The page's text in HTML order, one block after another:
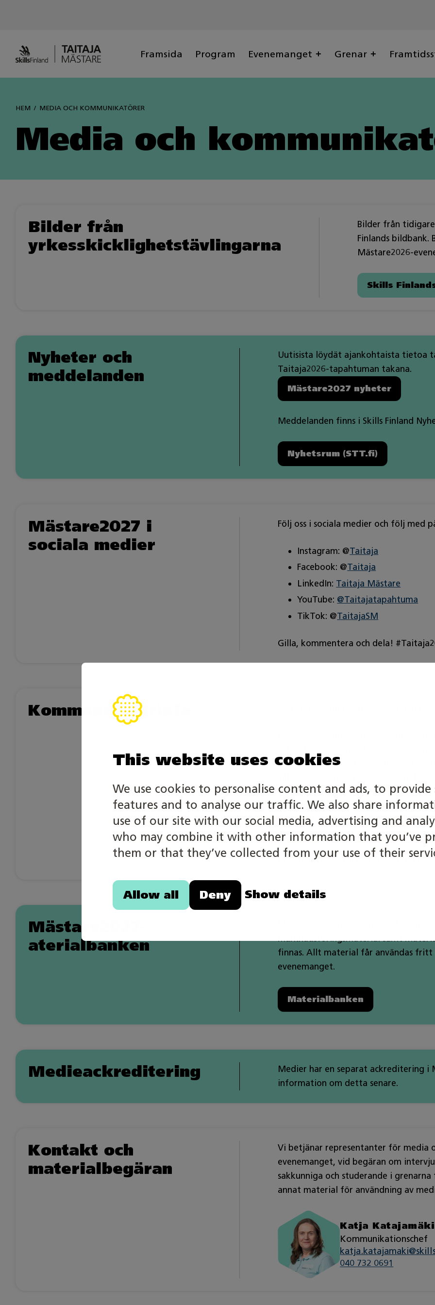
This website uses cookies
We use cookies to personalise content and ads, to provide
features and to analyse our traffic. We also share
use of our site with our social media, advertising and
who may combine it with other information that you’ve
them or that they’ve collected from your use of their
Allow all Deny Show details
Framsida Program Evenemanget Grenar
HEM MEDIA OCH KOMMUNIKATÖRER
Media och
Bilder från
yrkesskicklighetstävlingarna
Bilder från
Finlands
Mästare2026-
Skills
Nyheter och
meddelanden
Uutisista löydät ajankohtaista tietoa
Taitaja2026-tapahtuman takana.
Mästare2027 nyheter
Meddelanden finns i Skills Finland
Nyhetsrum (STT.fi)
Mästare2027 i
sociala medier
Följ oss i sociala medier och följ med
Instagram: @Taitaja
Facebook: @Taitaja
LinkedIn: Taitaja Mästare
YouTube: @Taitajatapahtuma
TikTok: @TaitajaSM
Gilla, kommentera och dela!
Kommunikatörinfo
Dessa Teams-infotillfällen lämpar
också för partnernas
om yrkesskicklighetstävlingar och
till infon, kontakta Skills Finlands
(katja.katajamaki@skillsfinland.fi).
Tidpunkterna för
Inspelningar och
efterhand och är fritt tillgängliga för
Mästare2027-
aterialbanken
marknadsföringsmaterial samt
finnas. Allt material får användas
evenemanget.
Materialbanken
Medieackreditering
Medier har en separat ackreditering i
information om detta senare.
Kontakt och
materialbegäran
Vi betjänar representanter för media
evenemanget, vid begäran om
sakkunniga och studerande i
annat material för användning av
Katja Katajamäki
Kommunikationschef
040 732 0691